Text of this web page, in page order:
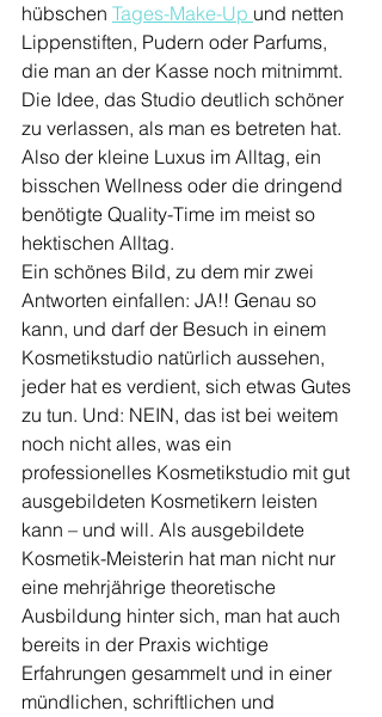
hübschen Tages-Make-Up und netten
Lippenstiften, Pudern oder Parfums,
die man an der Kasse noch mitnimmt.
Die Idee, das Studio deutlich schöner
zu verlassen, als man es betreten hat.
Also der kleine Luxus im Alltag, ein
bisschen Wellness oder die dringend
benötigte Quality-Time im meist so
hektischen Alltag.
Ein schönes Bild, zu dem mir zwei
Antworten einfallen: JA!! Genau so
kann, und darf der Besuch in einem
Kosmetikstudio natürlich aussehen,
jeder hat es verdient, sich etwas Gutes
zu tun. Und: NEIN, das ist bei weitem
noch nicht alles, was ein
professionelles Kosmetikstudio mit gut
ausgebildeten Kosmetikern leisten
kann – und will. Als ausgebildete
Kosmetik-Meisterin hat man nicht nur
eine mehrjährige theoretische
Ausbildung hinter sich, man hat auch
bereits in der Praxis wichtige
Erfahrungen gesammelt und in einer
mündlichen, schriftlichen und